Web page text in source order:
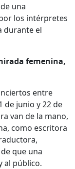
una
los intérpretes
durante el
femenina,
entre
de junio y 22 de
van de la mano,
como escritora
que una
al público.